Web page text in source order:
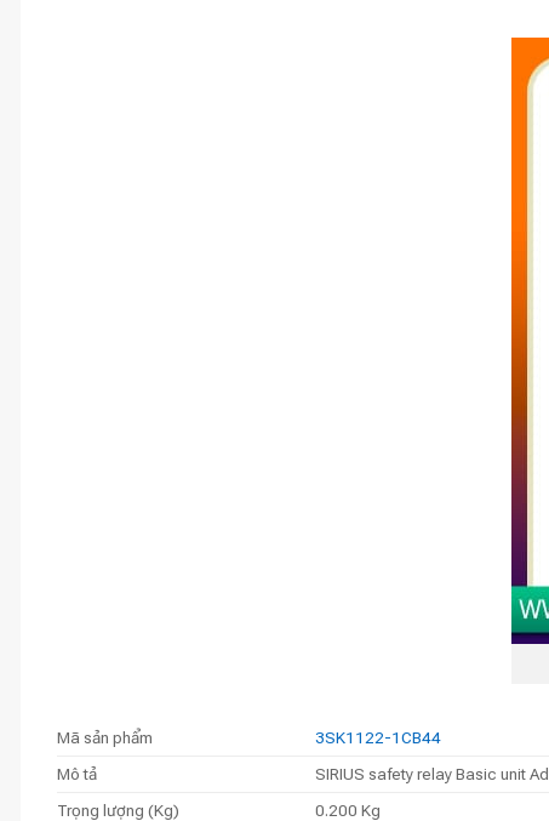
Mã sản phẩm
3SK1122-1CB44
Mô tả
SIRIUS safety relay Basic unit
Trọng lượng (Kg)
0.200 Kg